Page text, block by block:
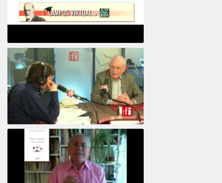
Psicoanálisis por Skype y teléfono Alberto
Eiguer presenta el curso virtual 2017